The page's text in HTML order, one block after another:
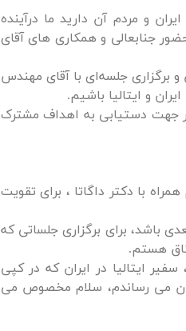
و مردم آن دارید ما درآینده
جنابعالی و همکاری های آقای
برگزاری جلسه‌ای با آقای مهندس
و ایتالیا باشیم.
جهت دستیابی به اهداف مشترک
با دکتر داگاتا ، برای تقویت
باشد، برای برگزاری جلساتی که
هستم.
ایتالیا در ایران که در کپی
می رساندم، سلام مخصوص می